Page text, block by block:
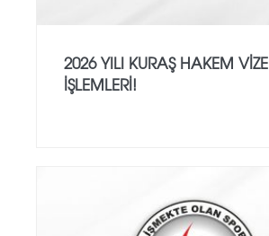
2026 YILI KURAŞ HAKEM VİZE
İŞLEMLERİ!